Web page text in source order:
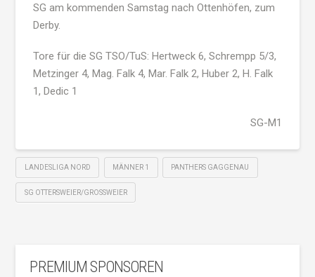
SG am kommenden Samstag nach Ottenhöfen, zum
Derby.
Tore für die SG TSO/TuS: Hertweck 6, Schrempp 5/3,
Metzinger 4, Mag. Falk 4, Mar. Falk 2, Huber 2, H. Falk
1, Dedic 1
SG-M1
LANDESLIGA NORD MÄNNER 1 PANTHERS GAGGENAU
SG OTTERSWEIER/GROSSWEIER
PREMIUM SPONSOREN